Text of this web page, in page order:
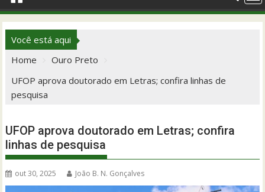
Você está aqui
Home
Ouro Preto
UFOP aprova doutorado em Letras; confira linhas de
pesquisa
UFOP aprova doutorado em Letras; confira
linhas de pesquisa
out 30, 2025 João B. N. Gonçalves